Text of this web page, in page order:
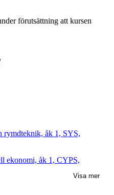
förutsättning att kursen
rymdteknik, åk 1, SYS,
ekonomi, åk 1, CYPS,
Visa mer